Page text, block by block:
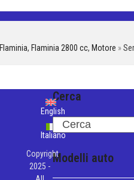
Flaminia, Flaminia 2800 cc, Motore »
Cerca
Search
Modelli auto
English
Italiano
Copyright
2025 -